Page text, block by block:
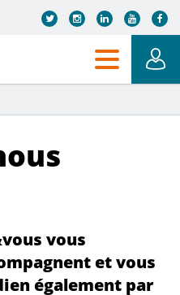
vous
et vous
également par